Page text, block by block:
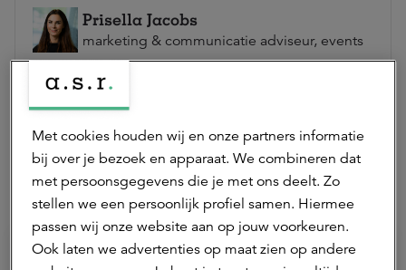
Prisella Jacobs
marketing & communicatie adviseur, events
real assets en verantwoordelijk voor events.
Hierna lezen
Met cookies houden wij en onze partners informatie
bij over je bezoek en apparaat. We combineren dat
met persoonsgegevens die je met ons deelt. Zo
stellen we een persoonlijk profiel samen. Hiermee
passen wij onze website aan op jouw voorkeuren.
Ook laten we advertenties op maat zien op andere